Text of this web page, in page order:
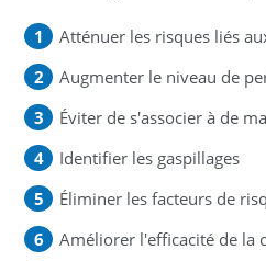
Atténuer les risques liés
Augmenter le niveau de
Éviter de s'associer à de
Identifier les gaspillages
Éliminer les facteurs de
Améliorer l'efficacité de la